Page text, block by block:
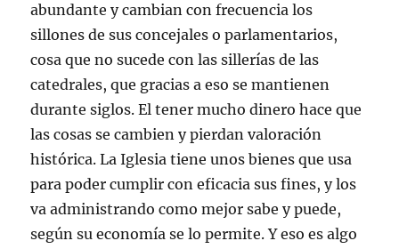
abundante y cambian con frecuencia los
sillones de sus concejales o parlamentarios,
cosa que no sucede con las sillerías de las
catedrales, que gracias a eso se mantienen
durante siglos. El tener mucho dinero hace que
las cosas se cambien y pierdan valoración
histórica. La Iglesia tiene unos bienes que usa
para poder cumplir con eficacia sus fines, y los
va administrando como mejor sabe y puede,
según su economía se lo permite. Y eso es algo